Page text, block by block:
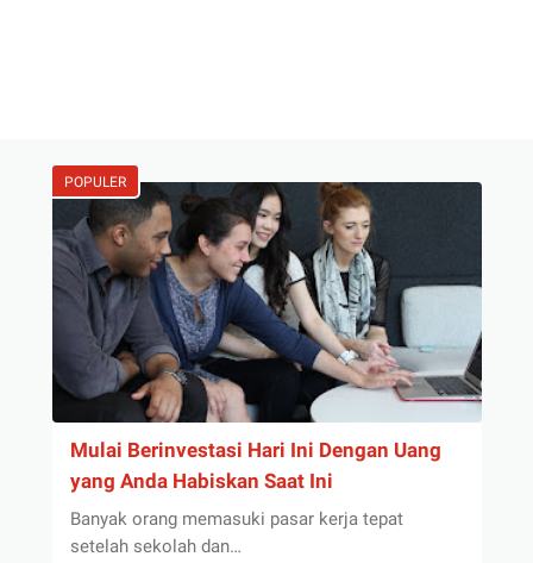
POPULER
Mulai Berinvestasi Hari Ini Dengan Uang
yang Anda Habiskan Saat Ini
Banyak orang memasuki pasar kerja tepat
setelah sekolah dan…